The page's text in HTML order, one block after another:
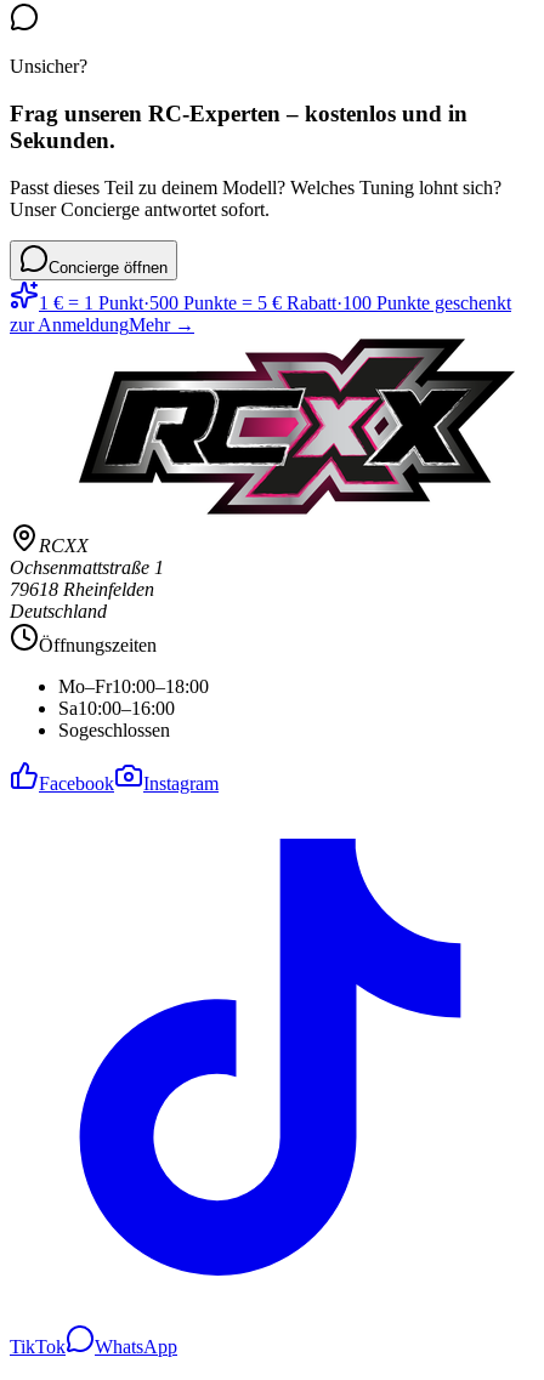
Unsicher?
Frag unseren RC-Experten – kostenlos und in
Sekunden.
Passt dieses Teil zu deinem Modell? Welches Tuning lohnt sich?
Unser Concierge antwortet sofort.
Concierge öffnen
1 € = 1 Punkt·500 Punkte = 5 € Rabatt·100 Punkte geschenkt
zur AnmeldungMehr →
RCXX
Ochsenmattstraße 1
79618 Rheinfelden
Deutschland
Öffnungszeiten
Mo–Fr10:00–18:00
Sa10:00–16:00
Sogeschlossen
Facebook Instagram
TikTok WhatsApp